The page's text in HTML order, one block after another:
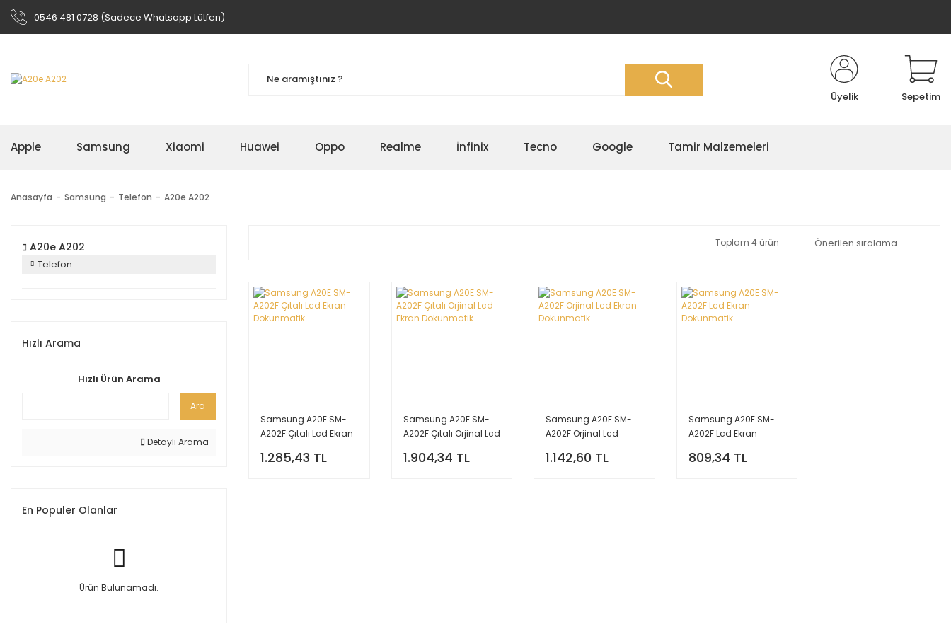
0546 481 0728 (Sadece Whatsapp Lütfen)
Üyelik Sepetim
Apple Samsung Xiaomi Huawei Oppo Realme İnfinix Tecno Google Tamir Malzemeleri
Anasayfa Samsung Telefon A20e A202
A20e A202
Telefon
Hızlı Arama
Hızlı Ürün Arama
Ara
Detaylı Arama
En Populer Olanlar
Ürün Bulunamadı.
Toplam 4 ürün
Samsung A20E SM-
A202F Çıtalı Lcd Ekran
1.285,43 TL
Samsung A20E SM-
A202F Çıtalı Orjinal Lcd
1.904,34 TL
Samsung A20E SM-
A202F Orjinal Lcd
1.142,60 TL
Samsung A20E SM-
A202F Lcd Ekran
809,34 TL